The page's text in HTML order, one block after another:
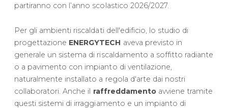
partiranno con l’anno scolastico 2026/2027.
Per gli ambienti riscaldati dell'edificio, lo studio di
progettazione ENERGYTECH aveva previsto in
generale un sistema di riscaldamento a soffitto radiante
o a pavimento con impianto di ventilazione,
naturalmente installato a regola d'arte dai nostri
collaboratori. Anche il raffreddamento avviene tramite
questi sistemi di irraggiamento e un impianto di